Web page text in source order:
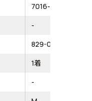
7016-M
-
829-0519
1着
-